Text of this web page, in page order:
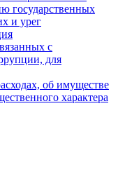
государственных
и урег
с
для
об имуществе
характера